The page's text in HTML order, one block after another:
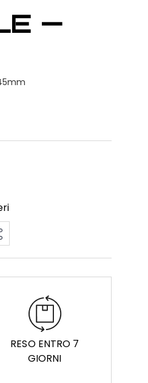
—
RESO ENTRO 7
GIORNI